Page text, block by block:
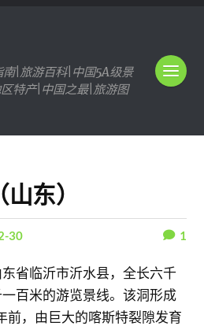
|旅游百科|中国5A级景
特产|中国之最|旅游图
东）
30 1
省临沂市沂水县，全长六千
百米的游览景线。该洞形成
前，由巨大的喀斯特裂隙发育